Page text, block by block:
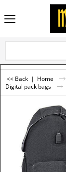
<< Back | Home
Digital pack bags